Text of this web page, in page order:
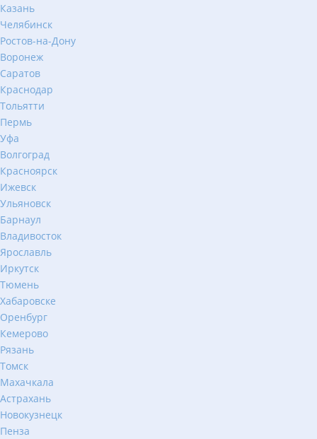
Казань
Челябинск
Ростов-на-Дону
Воронеж
Саратов
Краснодар
Тольятти
Пермь
Уфа
Волгоград
Красноярск
Ижевск
Ульяновск
Барнаул
Владивосток
Ярославль
Иркутск
Тюмень
Хабаровске
Оренбург
Кемерово
Рязань
Томск
Махачкала
Астрахань
Новокузнецк
Пенза